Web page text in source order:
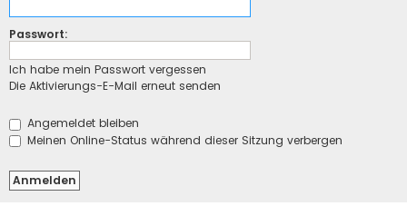
Passwort:
Ich habe mein Passwort vergessen
Die Aktivierungs-E-Mail erneut senden
Angemeldet bleiben
Meinen Online-Status während dieser Sitzung verbergen